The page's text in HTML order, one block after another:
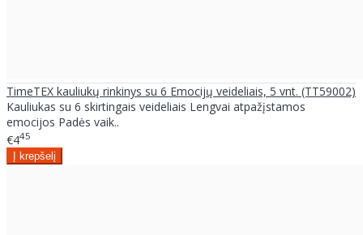
TimeTEX kauliukų rinkinys su 6 Emocijų veideliais, 5 vnt. (TT59002)
Kauliukas su 6 skirtingais veideliais Lengvai atpažįstamos
emocijos Padės vaik..
€445